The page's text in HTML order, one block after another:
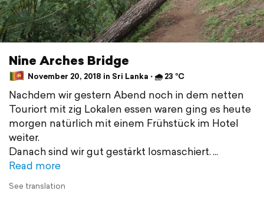
Nine Arches Bridge
November 20, 2018 in Sri Lanka ⋅ 🌧 23 °C
Nachdem wir gestern Abend noch in dem netten
Touriort mit zig Lokalen essen waren ging es heute
morgen natürlich mit einem Frühstück im Hotel
weiter.
Danach sind wir gut gestärkt losmaschiert.
Read more
See translation